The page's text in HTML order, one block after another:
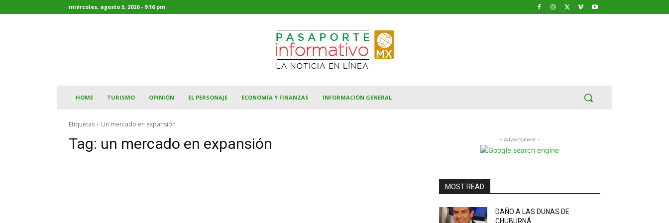
miércoles, agosto 5, 2026 - 9:16 pm
HOME TURISMO OPINIÓN EL PERSONAJE ECONOMÍA Y FINANZAS INFORMACIÓN GENERAL
Etiquetas Un mercado en expansión
Tag: un mercado en expansión - Advertisment -
MOST READ
DAÑO A LAS DUNAS DE
CHUBURNÁ